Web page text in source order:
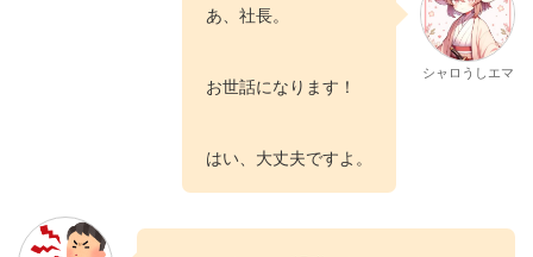
あ、社長。
お世話になります！
はい、大丈夫ですよ。
シャロうしエマ